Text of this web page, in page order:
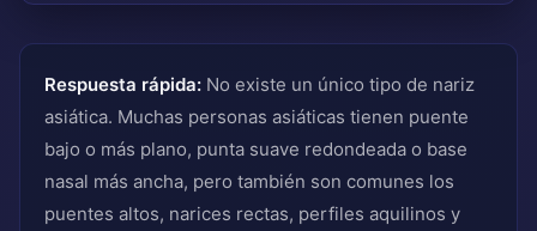
Respuesta rápida: No existe un único tipo de nariz
asiática. Muchas personas asiáticas tienen puente
bajo o más plano, punta suave redondeada o base
nasal más ancha, pero también son comunes los
puentes altos, narices rectas, perfiles aquilinos y